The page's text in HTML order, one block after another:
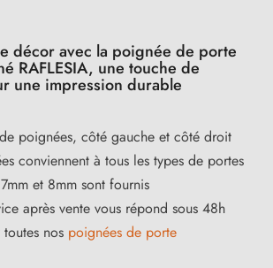
décor avec la poignée de porte
RAFLESIA, une touche de
une impression durable
poignées, côté gauche et côté droit
conviennent à tous les types de portes
et 8mm sont fournis
après vente vous répond sous 48h
nos poignées de porte